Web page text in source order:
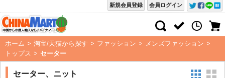
会員ログイン
新規会員登録
ホーム > 淘宝/天猫から探す > ファッション > メンズファッション >
トップス > セーター
セーター、ニット